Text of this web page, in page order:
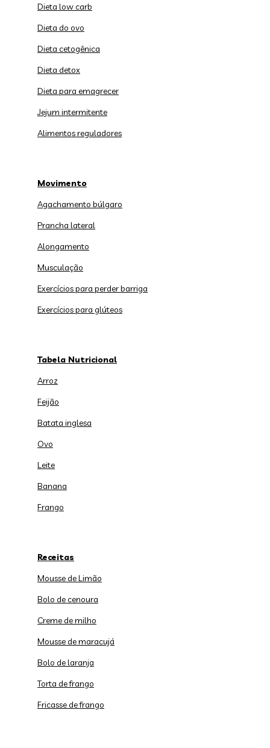
Dieta low carb
Dieta do ovo
Dieta cetogênica
Dieta detox
Dieta para emagrecer
Jejum intermitente
Alimentos reguladores
Movimento
Agachamento búlgaro
Prancha lateral
Alongamento
Musculação
Exercícios para perder barriga
Exercícios para glúteos
Tabela Nutricional
Arroz
Feijão
Batata inglesa
Ovo
Leite
Banana
Frango
Receitas
Mousse de Limão
Bolo de cenoura
Creme de milho
Mousse de maracujá
Bolo de laranja
Torta de frango
Fricasse de frango